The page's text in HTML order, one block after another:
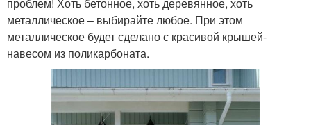
металлическое – выбирайте любое. При этом
металлическое будет сделано с красивой крышей-
навесом из поликарбоната.